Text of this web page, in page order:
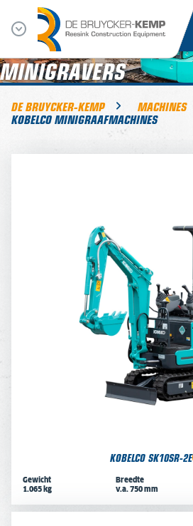
MINIGRAVERS
DE BRUYCKER-KEMP MACHINES
KOBELCO MINIGRAAFMACHINES
KOBELCO SK10SR-2E
Gewicht
1.065 kg
Breedte
v.a. 750 mm